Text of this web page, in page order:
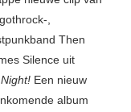
,
Then
Silence uit
Een nieuw
album